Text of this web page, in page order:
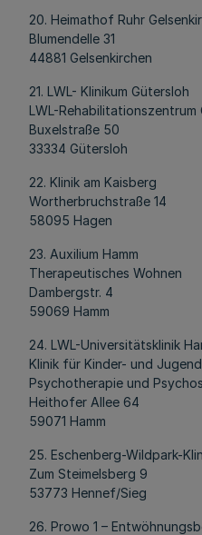
20. Heimathof Ruhr
Blumendelle 31
44881 Gelsenkirchen
21. LWL- Klinikum Gütersloh
LWL-
Buxelstraße 50
33334 Gütersloh
22. Klinik am Kaisberg
Wortherbruchstraße 14
58095 Hagen
23. Auxilium Hamm
Therapeutisches Wohnen
Dambergstr. 4
59069 Hamm
24. LWL-Universitätsklinik
Klinik für Kinder- und
Psychotherapie und
Heithofer Allee 64
59071 Hamm
25. Eschenberg-Wildpark-
Zum Steimelsberg 9
53773 Hennef/Sieg
26. Prowo 1 –